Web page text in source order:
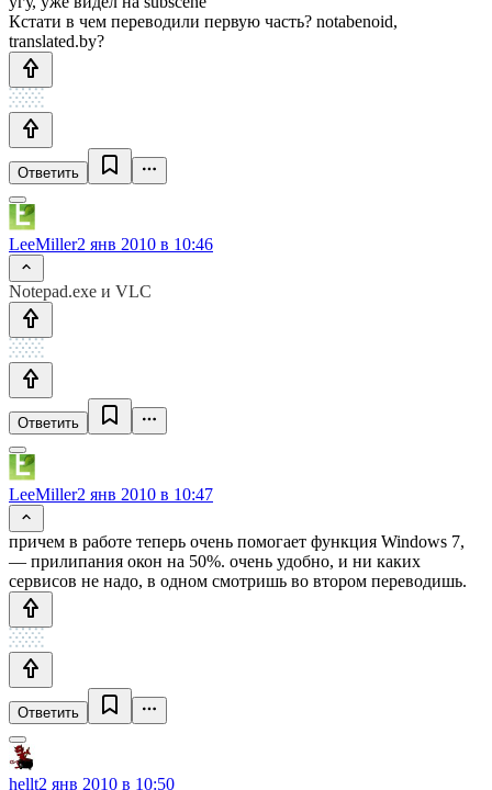
Кстати в чем переводили первую часть? notabenoid,
translated.by?
Ответить
LeeMiller2 янв 2010 в 10:46
Notepad.exe и VLC
Ответить
LeeMiller2 янв 2010 в 10:47
причем в работе теперь очень помогает функция Windows 7,
— прилипания окон на 50%. очень удобно, и ни каких
сервисов не надо, в одном смотришь во втором переводишь.
Ответить
hellt2 янв 2010 в 10:50